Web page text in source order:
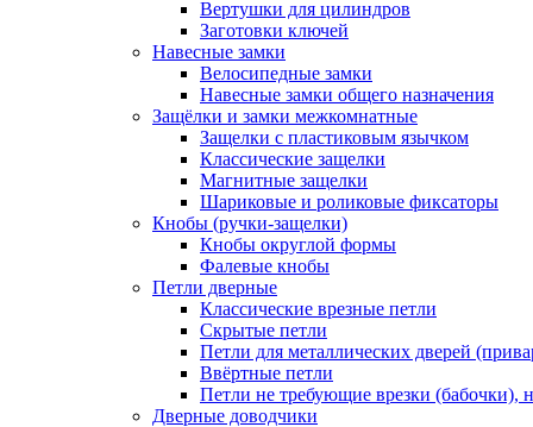
Вертушки для цилиндров
Заготовки ключей
Навесные замки
Велосипедные замки
Навесные замки общего назначения
Защёлки и замки межкомнатные
Защелки с пластиковым язычком
Классические защелки
Магнитные защелки
Шариковые и роликовые фиксаторы
Кнобы (ручки-защелки)
Кнобы округлой формы
Фалевые кнобы
Петли дверные
Классические врезные петли
Скрытые петли
Петли для металлических дверей
Ввёртные петли
Петли не требующие врезки (бабочки),
Дверные доводчики